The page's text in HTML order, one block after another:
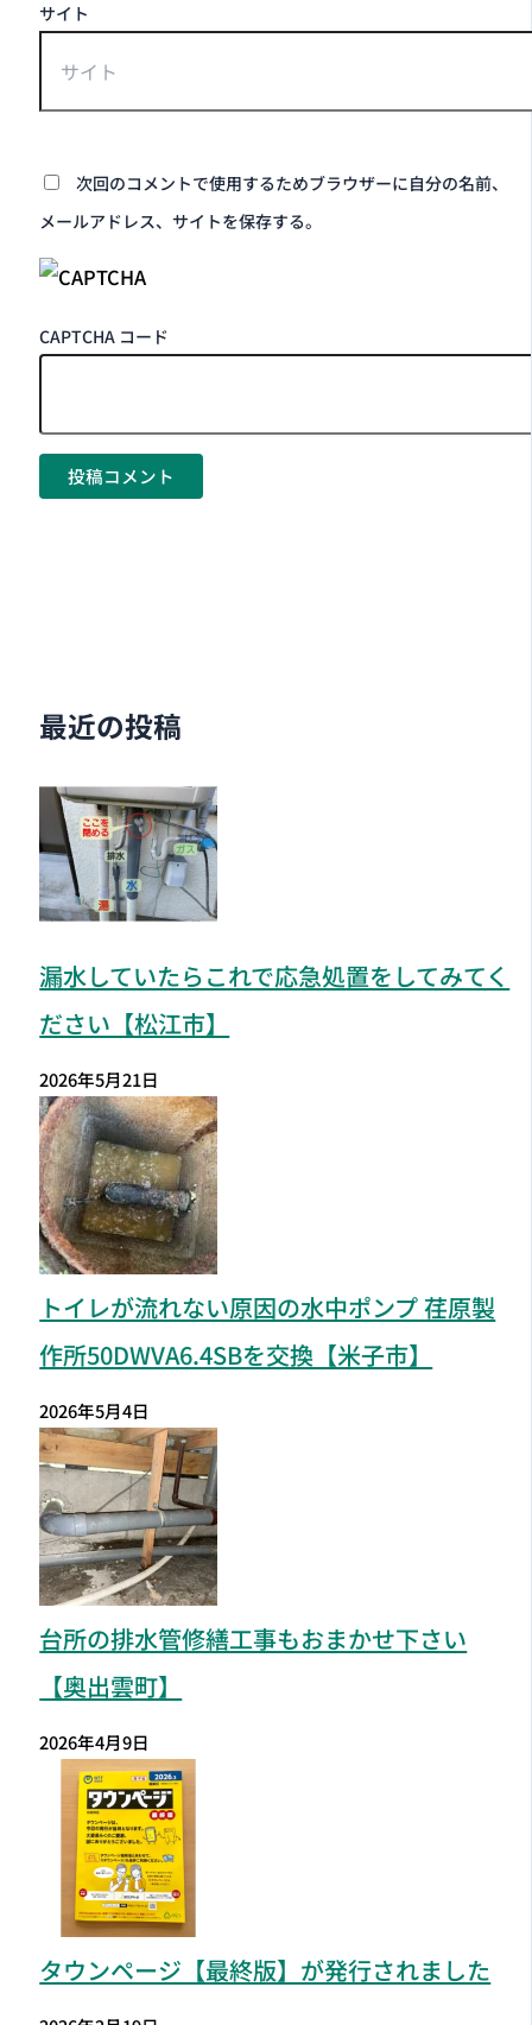
サイト
次回のコメントで使用するためブラウザーに自分の名前、
メールアドレス、サイトを保存する。
CAPTCHA コード
最近の投稿
漏水していたらこれで応急処置をしてみてく
ださい【松江市】
2026年5月21日
トイレが流れない原因の水中ポンプ 荏原製
作所50DWVA6.4SBを交換【米子市】
2026年5月4日
台所の排水管修繕工事もおまかせ下さい
【奥出雲町】
2026年4月9日
タウンページ【最終版】が発行されました